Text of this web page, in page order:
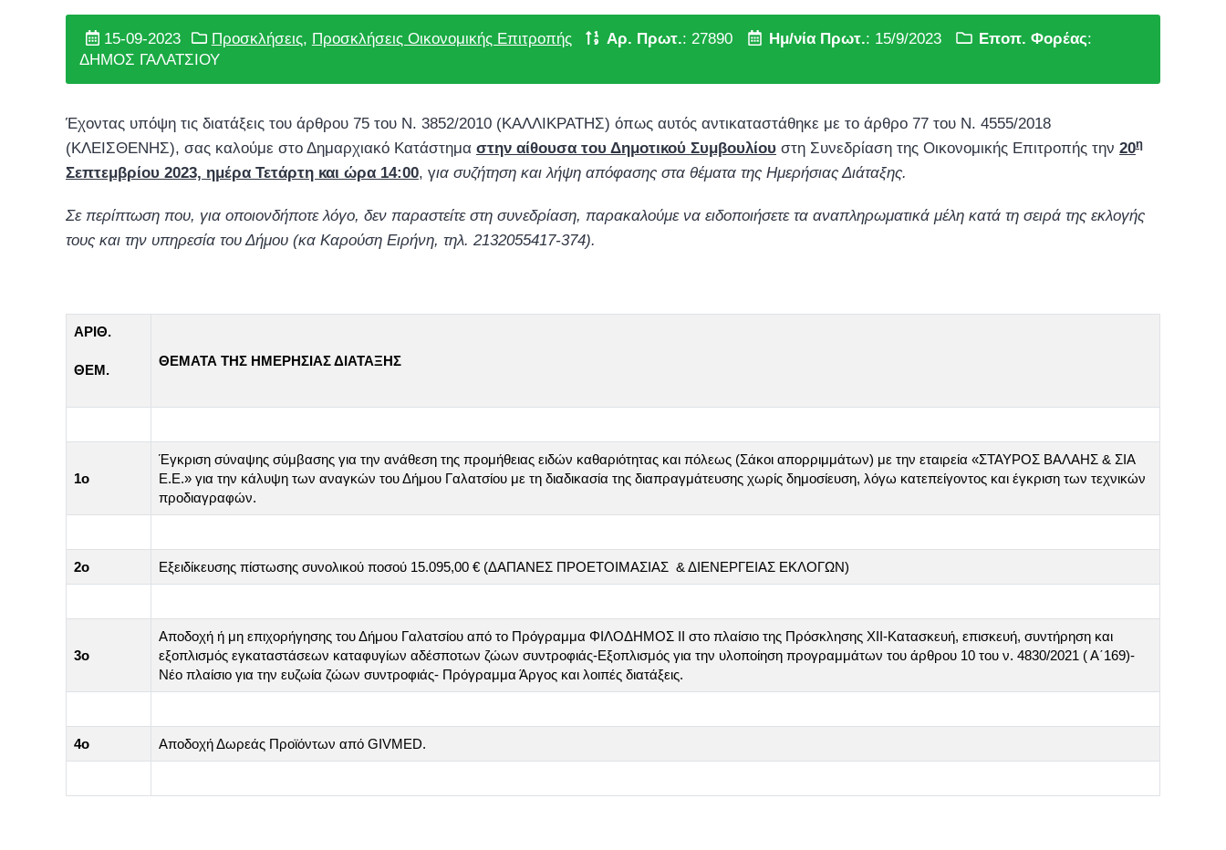
15-09-2023 Προσκλήσεις, Προσκλήσεις Οικονομικής Επιτροπής Αρ. Πρωτ.: 27890 Ημ/νία Πρωτ.: 15/9/2023 Εποπ. Φορέας:
ΔΗΜΟΣ ΓΑΛΑΤΣΙΟΥ
Έχοντας υπόψη τις διατάξεις του άρθρου 75 του Ν. 3852/2010 (ΚΑΛΛΙΚΡΑΤΗΣ) όπως αυτός αντικαταστάθηκε με το άρθρο 77 του Ν. 4555/2018
(ΚΛΕΙΣΘΕΝΗΣ), σας καλούμε στο Δημαρχιακό Κατάστημα στην αίθουσα του Δημοτικού Συμβουλίου στη Συνεδρίαση της Οικονομικής Επιτροπής την 20η
Σεπτεμβρίου 2023, ημέρα Τετάρτη και ώρα 14:00, για συζήτηση και λήψη απόφασης στα θέματα της Ημερήσιας Διάταξης.
Σε περίπτωση που, για οποιονδήποτε λόγο, δεν παραστείτε στη συνεδρίαση, παρακαλούμε να ειδοποιήσετε τα αναπληρωματικά μέλη κατά τη σειρά της εκλογής
τους και την υπηρεσία του Δήμου (κα Καρούση Ειρήνη, τηλ. 2132055417-374).
ΑΡΙΘ.
ΘΕΜ.
ΘΕΜΑΤΑ ΤΗΣ ΗΜΕΡΗΣΙΑΣ ΔΙΑΤΑΞΗΣ
1ο
Έγκριση σύναψης σύμβασης για την ανάθεση της προμήθειας ειδών καθαριότητας και πόλεως (Σάκοι απορριμμάτων) με την εταιρεία «ΣΤΑΥΡΟΣ ΒΑΛΑΗΣ & ΣΙΑ
Ε.Ε.» για την κάλυψη των αναγκών του Δήμου Γαλατσίου με τη διαδικασία της διαπραγμάτευσης χωρίς δημοσίευση, λόγω κατεπείγοντος και έγκριση των τεχνικών
προδιαγραφών.
2ο Εξειδίκευσης πίστωσης συνολικού ποσού 15.095,00 € (ΔΑΠΑΝΕΣ ΠΡΟΕΤΟΙΜΑΣΙΑΣ & ΔΙΕΝΕΡΓΕΙΑΣ ΕΚΛΟΓΩΝ)
3ο
Αποδοχή ή μη επιχορήγησης του Δήμου Γαλατσίου από το Πρόγραμμα ΦΙΛΟΔΗΜΟΣ ΙΙ στο πλαίσιο της Πρόσκλησης ΧΙΙ-Κατασκευή, επισκευή, συντήρηση και
εξοπλισμός εγκαταστάσεων καταφυγίων αδέσποτων ζώων συντροφιάς-Εξοπλισμός για την υλοποίηση προγραμμάτων του άρθρου 10 του ν. 4830/2021 ( Α΄169)-
Νέο πλαίσιο για την ευζωία ζώων συντροφιάς- Πρόγραμμα Άργος και λοιπές διατάξεις.
4ο Αποδοχή Δωρεάς Προϊόντων από GIVMED.